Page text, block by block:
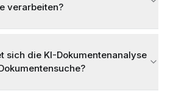
verarbeiten?
sich die KI-Dokumentenanalyse